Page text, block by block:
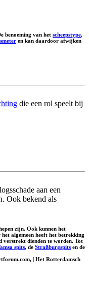
benoeming van het scheepstype,
en kan daardoor afwijken
die een rol speelt bij
aan een
Ook bekend als
zijn. Ook kunnen het
algemeen heeft het betrekking
verstrekt dienden te worden. Tot
spits, de Straßburgspits en de
| Het Rotterdamsch